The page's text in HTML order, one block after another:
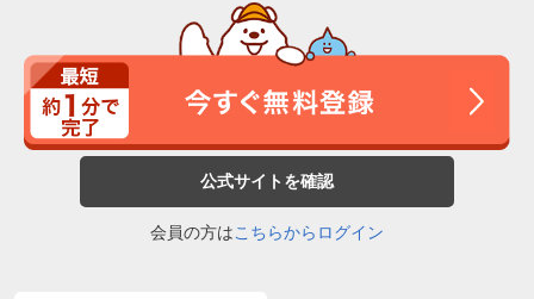
公式サイトを確認
会員の方はこちらからログイン